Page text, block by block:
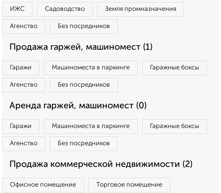
ИЖС Садоводство Земля промназначения
Агенство Без посредников
Продажа гаржей, машиномест (1)
Гаражи Машиноместа в паркинге Гаражные боксы
Агенство Без посредников
Аренда гаржей, машиномест (0)
Гаражи Машиноместа в паркинге Гаражные боксы
Агенство Без посредников
Продажа коммерческой недвижимости (2)
Офисное помещение Торговое помещение